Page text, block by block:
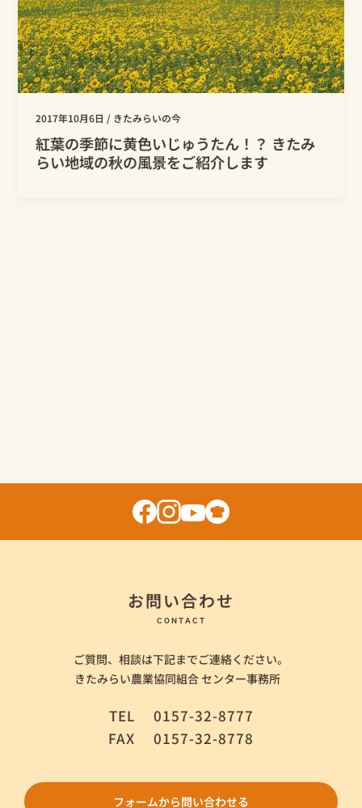
2017年10月6日 / きたみらいの今
紅葉の季節に黄色いじゅうたん！？ きたみ
らい地域の秋の風景をご紹介します
お問い合わせ
CONTACT
ご質問、相談は下記までご連絡ください。
きたみらい農業協同組合 センター事務所
TEL 0157-32-8777
FAX 0157-32-8778
フォームから問い合わせる